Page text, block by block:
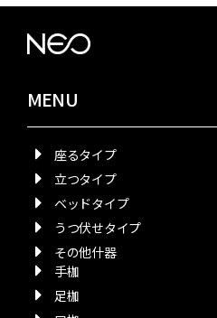
MENU
座るタイプ
立つタイプ
ベッドタイプ
うつ伏せタイプ
その他什器
手枷
足枷